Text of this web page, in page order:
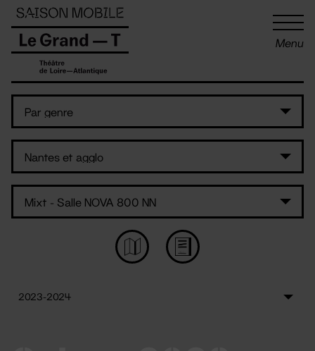
Menu
Panneau de gestion des cookies